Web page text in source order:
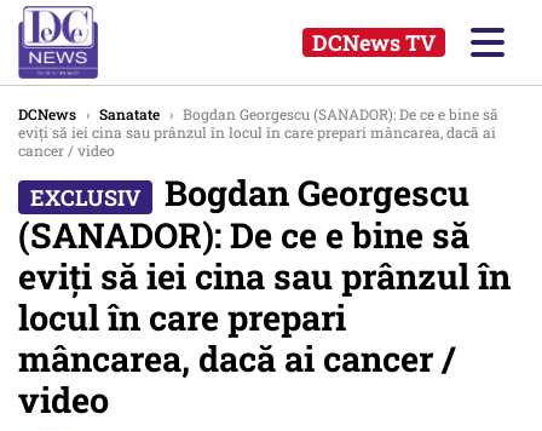
DCNews TV
DCNews › Sanatate › Bogdan Georgescu (SANADOR): De ce e bine să
eviți să iei cina sau prânzul în locul în care prepari mâncarea, dacă ai
cancer / video
Bogdan Georgescu
(SANADOR): De ce e bine să
eviți să iei cina sau prânzul în
locul în care prepari
mâncarea, dacă ai cancer /
video